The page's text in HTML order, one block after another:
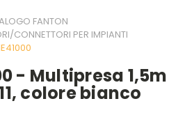
FANTON
CONNETTORI PER IMPIANTI
- Multipresa 1,5m
colore bianco